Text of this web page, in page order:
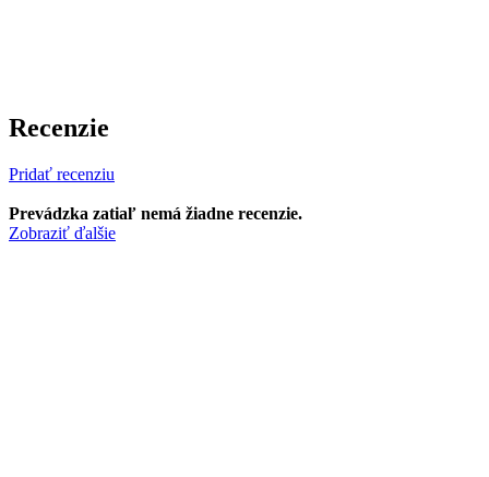
Recenzie
Pridať recenziu
Prevádzka zatiaľ nemá žiadne recenzie.
Zobraziť ďalšie